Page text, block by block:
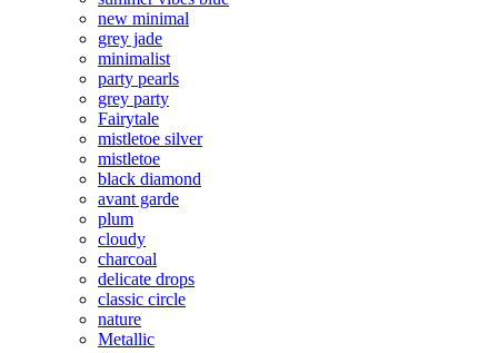
new minimal
grey jade
minimalist
party pearls
grey party
Fairytale
mistletoe silver
mistletoe
black diamond
avant garde
plum
cloudy
charcoal
delicate drops
classic circle
nature
Metallic